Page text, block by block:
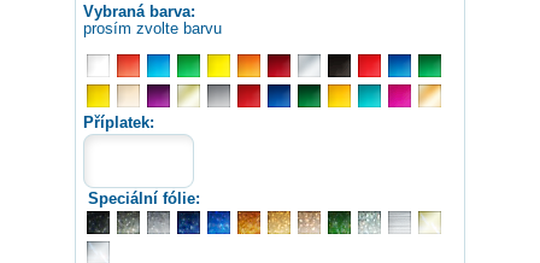
Vybraná barva:
prosím zvolte barvu
Příplatek:
Speciální fólie: